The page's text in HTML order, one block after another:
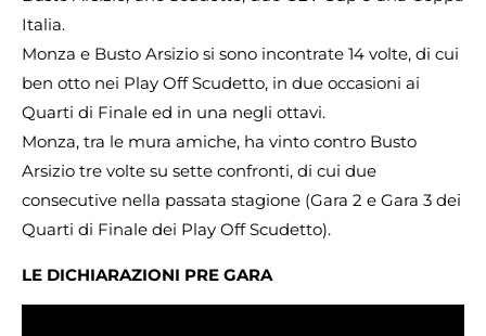
Italia.
Monza e Busto Arsizio si sono incontrate 14 volte, di cui
ben otto nei Play Off Scudetto, in due occasioni ai
Quarti di Finale ed in una negli ottavi.
Monza, tra le mura amiche, ha vinto contro Busto
Arsizio tre volte su sette confronti, di cui due
consecutive nella passata stagione (Gara 2 e Gara 3 dei
Quarti di Finale dei Play Off Scudetto).
LE DICHIARAZIONI PRE GARA